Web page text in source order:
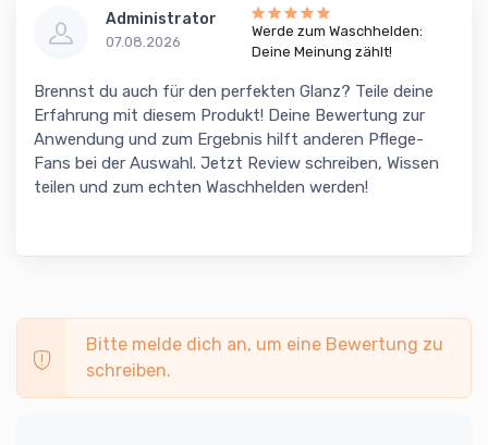
Administrator
07.08.2026
Werde zum Waschhelden:
Deine Meinung zählt!
Brennst du auch für den perfekten Glanz? Teile deine
Erfahrung mit diesem Produkt! Deine Bewertung zur
Anwendung und zum Ergebnis hilft anderen Pflege-
Fans bei der Auswahl. Jetzt Review schreiben, Wissen
teilen und zum echten Waschhelden werden!
Bitte melde dich an, um eine Bewertung zu
schreiben.